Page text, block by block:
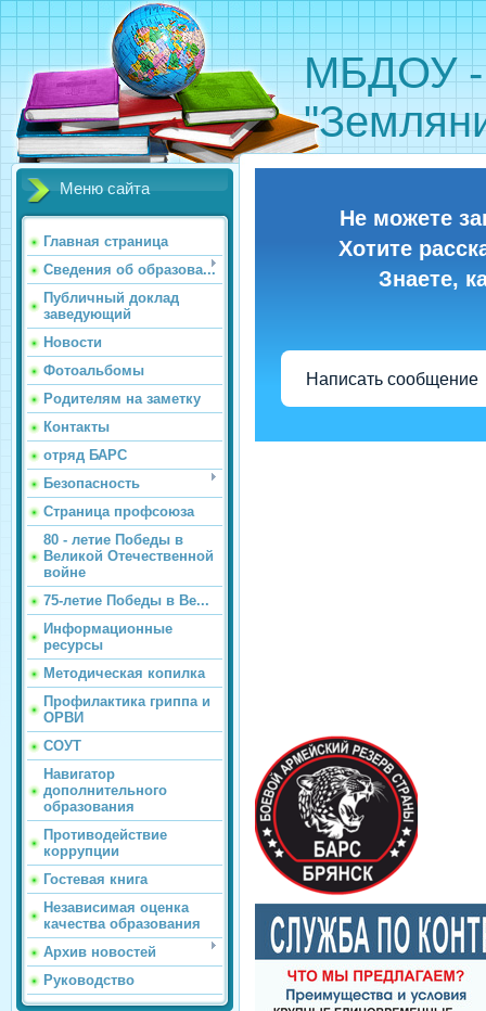
МБДОУ -
Меню сайта
Главная страница
Сведения об образова...
Публичный доклад
заведующий
Новости
Фотоальбомы
Родителям на заметку
Контакты
отряд БАРС
Безопасность
Страница профсоюза
80 - летие Победы в
Великой Отечественной
войне
75-летие Победы в Ве...
Информационные
ресурсы
Методическая копилка
Профилактика гриппа и
ОРВИ
СОУТ
Навигатор
дополнительного
образования
Противодействие
коррупции
Гостевая книга
Независимая оценка
качества образования
Архив новостей
Руководство
Не можете
Хотите
Знаете,
Написать сообщение